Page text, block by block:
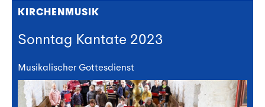
KIRCHENMUSIK
Sonntag Kantate 2023
Musikalischer Gottesdienst